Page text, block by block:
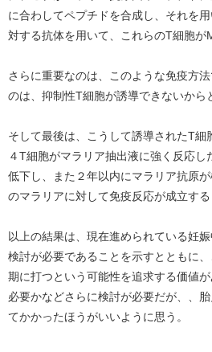
に合わしてペプチドを合成し、それを
対する抗体を用いて、これらのT細胞
さらに重要なのは、このような免疫方
のは、抑制性T細胞が誘導できないから
そして最後は、こうして誘導されたT
４T細胞がマラリア抽出液に強く反応
低下し、また２年以内にマラリア抗原
のマラリアに対して免疫反応が成立す
以上の結果は、現在進められている妊
検討が必要であることを示すとともに
期に打つという可能性を追求する価値
必要かなどさらに検討が必要だが、、
てかかったほうがいいように思う。